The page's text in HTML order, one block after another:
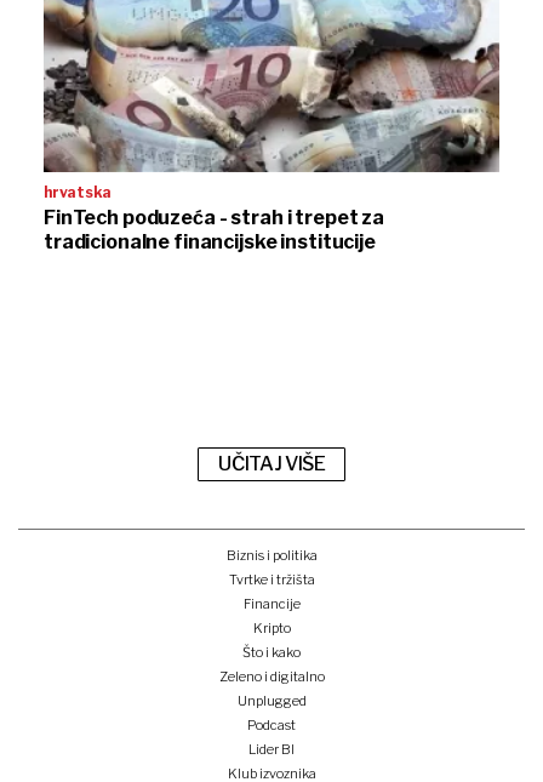
hrvatska
FinTech poduzeća - strah i trepet za
tradicionalne financijske institucije
UČITAJ VIŠE
Biznis i politika
Tvrtke i tržišta
Financije
Kripto
Što i kako
Zeleno i digitalno
Unplugged
Podcast
Lider BI
Klub izvoznika